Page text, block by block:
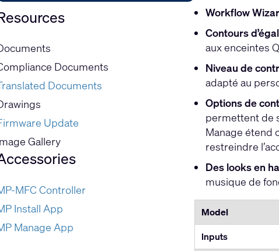
Documents
Documents
Update
Gallery
MFC Controller
Install App
Manage App
Workflow
Contours
aux enceintes
Niveau de
adapté au
Options de
permettent de
Manage étend
restreindre
Des looks en
musique de
Model
Inputs